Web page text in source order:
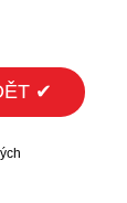
✔